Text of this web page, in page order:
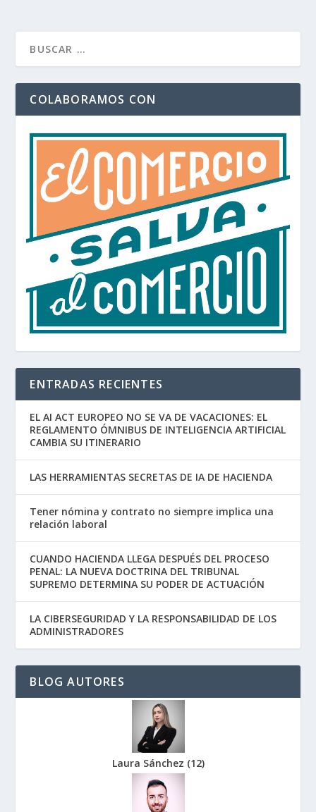
COLABORAMOS CON
ENTRADAS RECIENTES
EL AI ACT EUROPEO NO SE VA DE VACACIONES: EL
REGLAMENTO ÓMNIBUS DE INTELIGENCIA ARTIFICIAL
CAMBIA SU ITINERARIO
LAS HERRAMIENTAS SECRETAS DE IA DE HACIENDA
Tener nómina y contrato no siempre implica una
relación laboral
CUANDO HACIENDA LLEGA DESPUÉS DEL PROCESO
PENAL: LA NUEVA DOCTRINA DEL TRIBUNAL
SUPREMO DETERMINA SU PODER DE ACTUACIÓN
LA CIBERSEGURIDAD Y LA RESPONSABILIDAD DE LOS
ADMINISTRADORES
BLOG AUTORES
Laura Sánchez (12)